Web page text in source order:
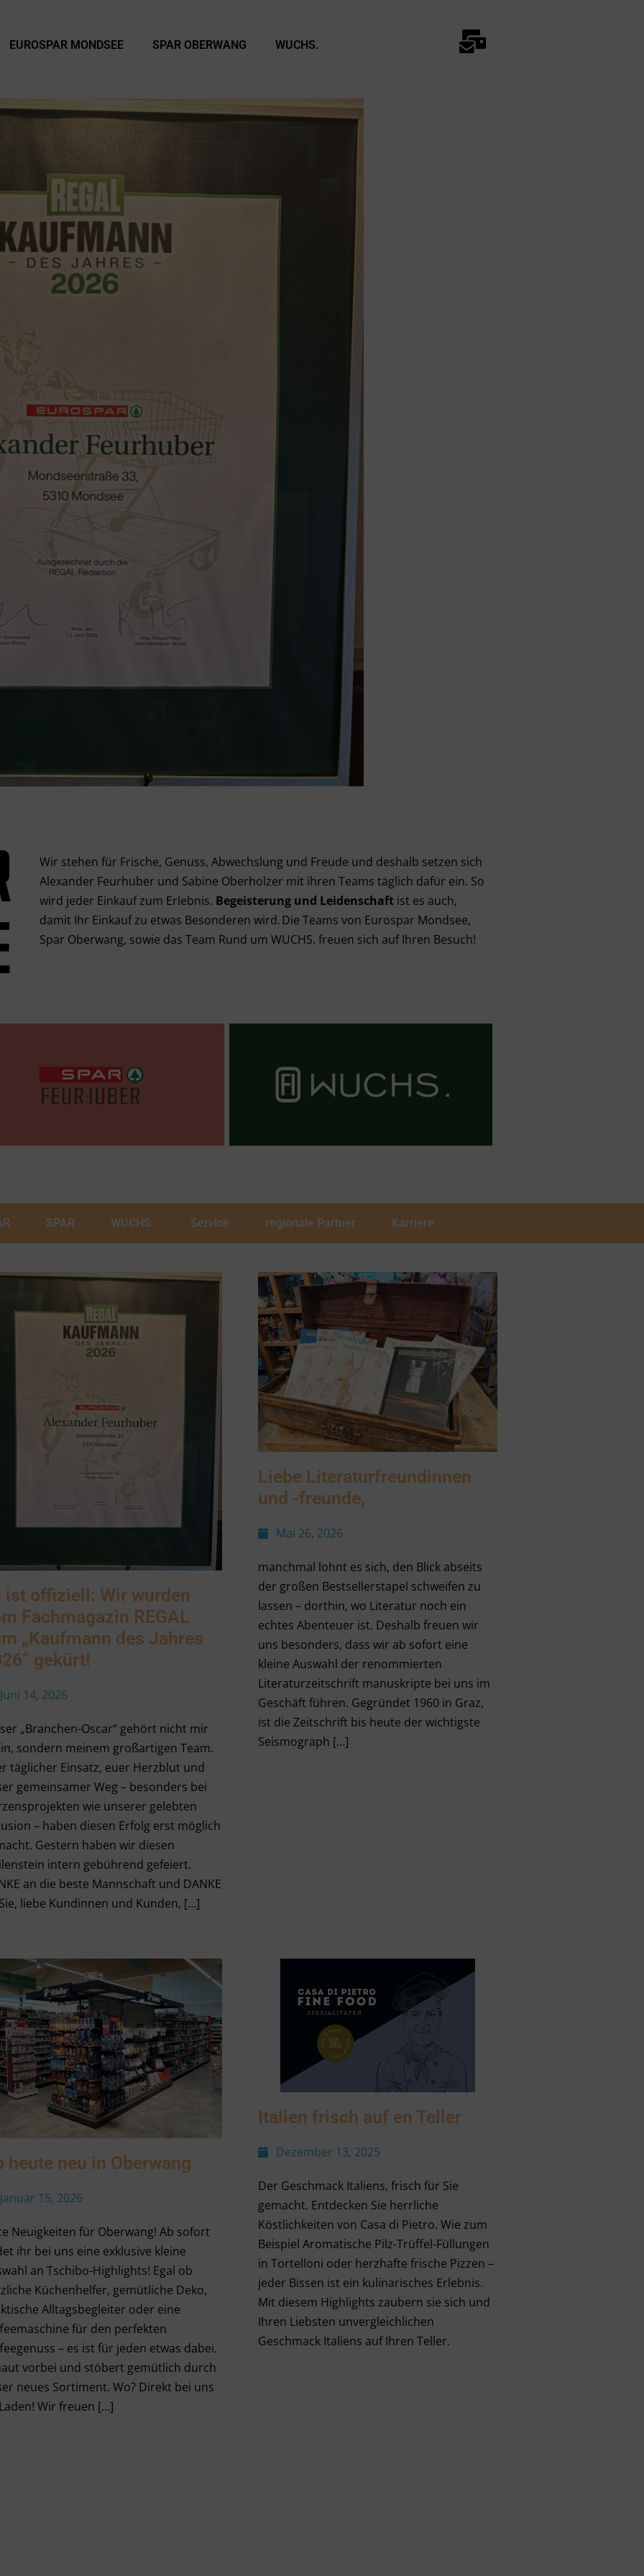
EUROSPAR MONDSEE SPAR OBERWANG WUCHS.
Wir stehen für Frische, Genuss, Abwechslung und Freude und deshalb setzen sich
Alexander Feurhuber und Sabine Oberholzer mit ihren Teams täglich dafür ein. So
wird jeder Einkauf zum Erlebnis. Begeisterung und Leidenschaftist es auch,
damit Ihr Einkauf zu etwas Besonderen wird. Die Teams von Eurospar Mondsee,
Spar Oberwang, sowie das Team Rund um WUCHS. freuen sich auf Ihren Besuch!
SPAR WUCHS. Service regionale Partner Karriere
ist offiziell: Wir wurden
Fachmagazin REGAL
„Kaufmann des Jahres
gekürt!
Juni 14, 2026
„Branchen-Oscar“ gehört nicht mir
sondern meinem großartigen Team.
täglicher Einsatz, euer Herzblut und
gemeinsamer Weg – besonders bei
wie unserer gelebten
– haben diesen Erfolg erst möglich
Gestern haben wir diesen
intern gebührend gefeiert.
an die beste Mannschaft und DANKE
liebe Kundinnen und Kunden, […]
Liebe Literaturfreundinnen
und -freunde,
Mai 26, 2026
manchmal lohnt es sich, den Blick abseits
der großen Bestsellerstapel schweifen zu
lassen – dorthin, wo Literatur noch ein
echtes Abenteuer ist. Deshalb freuen wir
uns besonders, dass wir ab sofort eine
kleine Auswahl der renommierten
Literaturzeitschrift manuskripte bei uns im
Geschäft führen. Gegründet 1960 in Graz,
ist die Zeitschrift bis heute der wichtigste
Seismograph […]
heute neu in Oberwang
Januar 15, 2026
Neuigkeiten für Oberwang! Ab sofort
ihr bei uns eine exklusive kleine
an Tschibo-Highlights! Egal ob
Küchenhelfer, gemütliche Deko,
Alltagsbegleiter oder eine
für den perfekten
– es ist für jeden etwas dabei.
vorbei und stöbert gemütlich durch
neues Sortiment. Wo? Direkt bei uns
Wir freuen […]
Italien frisch auf en Teller
Dezember 13, 2025
Der Geschmack Italiens, frisch für Sie
gemacht. Entdecken Sie herrliche
Köstlichkeiten von Casa di Pietro. Wie zum
Beispiel Aromatische Pilz-Trüffel-Füllungen
in Tortelloni oder herzhafte frische Pizzen –
jeder Bissen ist ein kulinarisches Erlebnis.
Mit diesem Highlights zaubern sie sich und
Ihren Liebsten unvergleichlichen
Geschmack Italiens auf Ihren Teller.